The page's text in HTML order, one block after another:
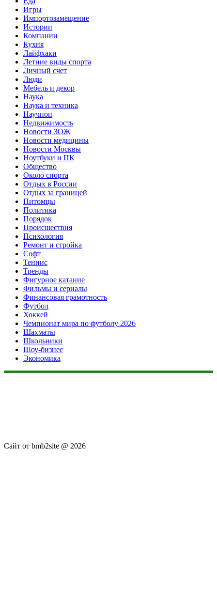
Игры
Импортозамещение
Истории
Компании
Кухня
Лайфхаки
Летние виды спорта
Личный счет
Люди
Мебель и декор
Наука
Наука и техника
Научпоп
Недвижимость
Новости ЗОЖ
Новости медицины
Новости Москвы
Ноутбуки и ПК
Общество
Около спорта
Отдых в России
Отдых за границей
Питомцы
Политика
Порядок
Происшествия
Психология
Ремонт и стройка
Софт
Теннис
Тренды
Фигурное катание
Фильмы и сериалы
Финансовая грамотность
Футбол
Хоккей
Чемпионат мира по футболу 2026
Шахматы
Школьники
Шоу-бизнес
Экономика
Сайт от bmb2site @ 2026